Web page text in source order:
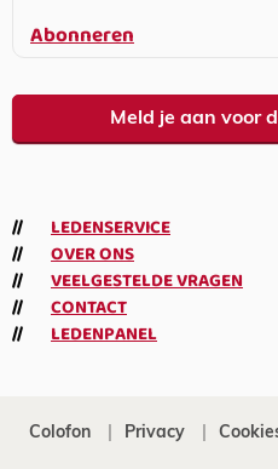
Abonneren
Meld je aan voor
LEDENSERVICE
OVER ONS
VEELGESTELDE VRAGEN
CONTACT
LEDENPANEL
Colofon Privacy